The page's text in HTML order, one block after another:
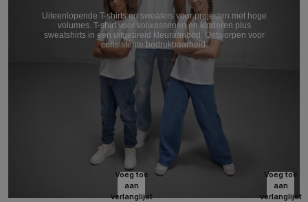
Uiteenlopende T-shirts en sweaters voor projecten met hoge
volumes. T-shirt voor volwassenen en kinderen plus
sweatshirts in een uitgebreid kleuraanbod. Ontworpen voor
consistente bedrukbaarheid.
Voeg toe
aan
verlanglijst
Voeg toe
aan
verlanglijst